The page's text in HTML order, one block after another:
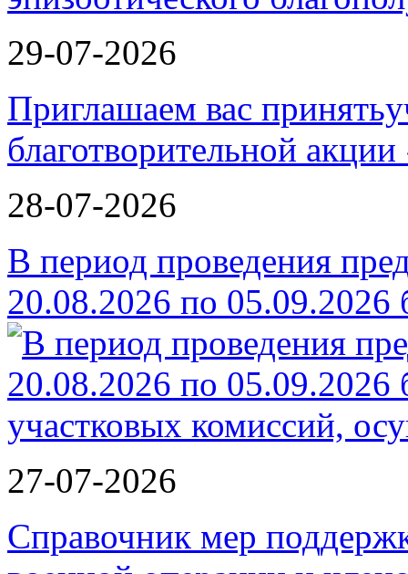
29-07-2026
Приглашаем вас
благотворительной
28-07-2026
В период проведения
20.08.2026 по 05.09.2026
27-07-2026
Справочник мер